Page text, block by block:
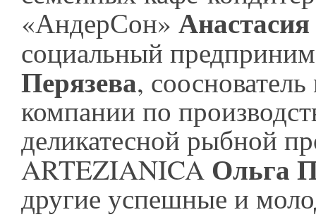
«АндерСон»
социальный
Перязева,
компании по
деликатесной рыбной
ARTEZIANICA Ольга
другие успешные и